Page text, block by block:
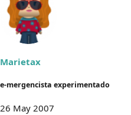
Marietax
e-mergencista experimentado
26 May 2007